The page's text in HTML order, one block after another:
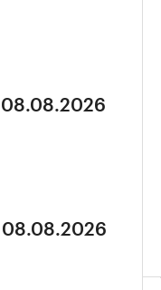
08.08.2026
08.08.2026